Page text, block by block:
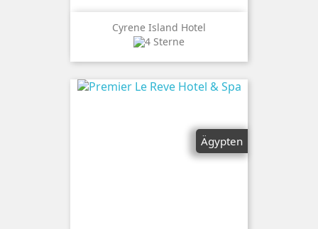
Cyrene Island Hotel
Ägypten